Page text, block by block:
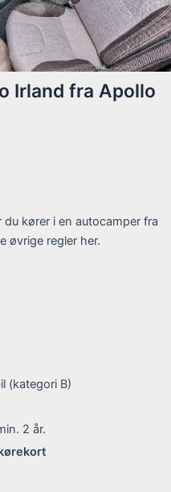
Irland fra Apollo
kører i en autocamper fra
øvrige regler her.
(kategori B)
2 år.